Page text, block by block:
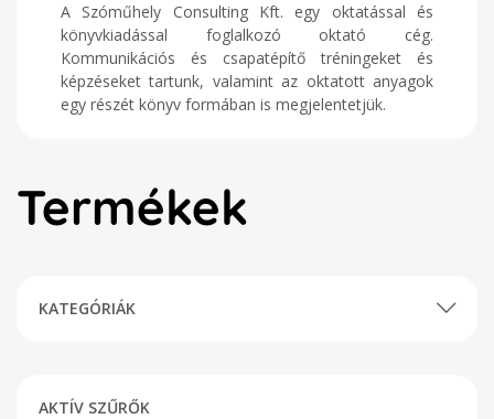
A Szóműhely Consulting Kft. egy oktatással és
könyvkiadással foglalkozó oktató cég.
Kommunikációs és csapatépítő tréningeket és
képzéseket tartunk, valamint az oktatott anyagok
egy részét könyv formában is megjelentetjük.
Termékek
KATEGÓRIÁK
AKTÍV SZŰRŐK